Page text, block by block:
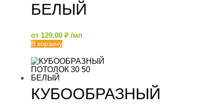
БЕЛЫЙ
от 129.00 ₽ /мп
В корзину
КУБООБРАЗНЫЙ